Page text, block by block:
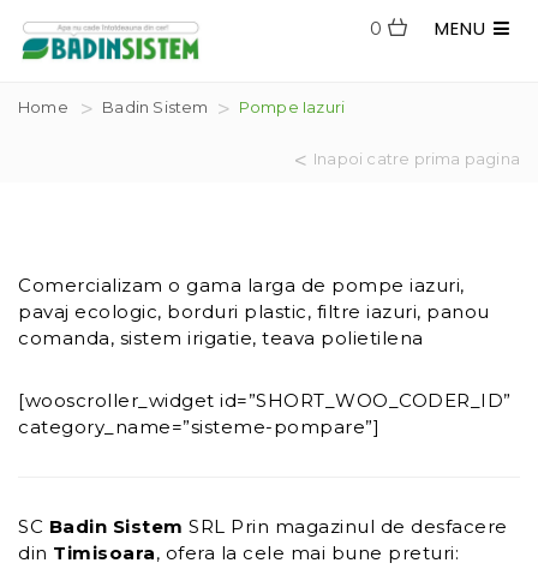
MENU
0
Home Badin Sistem Pompe Iazuri
Inapoi catre prima pagina
Comercializam o gama larga de pompe iazuri,
pavaj ecologic, borduri plastic, filtre iazuri, panou
comanda, sistem irigatie, teava polietilena
[wooscroller_widget id=”SHORT_WOO_CODER_ID”
category_name=”sisteme-pompare”]
SC Badin Sistem SRL Prin magazinul de desfacere
din Timisoara, ofera la cele mai bune preturi: